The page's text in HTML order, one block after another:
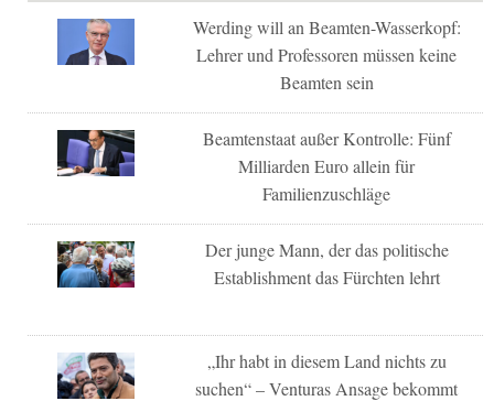
Werding will an Beamten-Wasserkopf:
Lehrer und Professoren müssen keine
Beamten sein
Beamtenstaat außer Kontrolle: Fünf
Milliarden Euro allein für
Familienzuschläge
Der junge Mann, der das politische
Establishment das Fürchten lehrt
„Ihr habt in diesem Land nichts zu
suchen“ – Venturas Ansage bekommt